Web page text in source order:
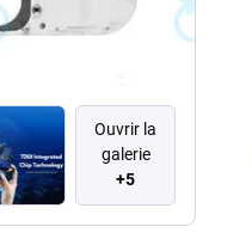
Ouvrir la
galerie
+5